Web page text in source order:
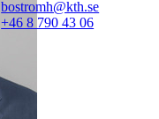
bostromh@kth.se
+46 8 790 43 06